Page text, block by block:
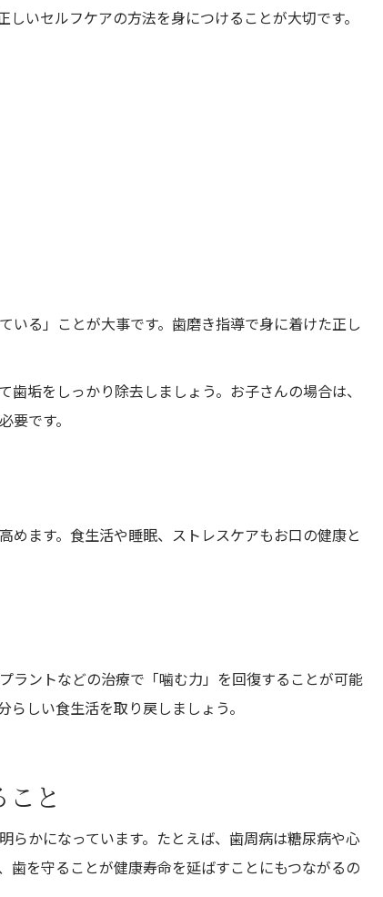
いセルフケアの方法を身につけることが大切です。
いる」ことが大事です。歯磨き指導で身に着けた正し
垢をしっかり除去しましょう。お子さんの場合は、
です。
ます。食生活や睡眠、ストレスケアもお口の健康と
ラントなどの治療で「噛む力」を回復することが可能
しい食生活を取り戻しましょう。
と
らかになっています。たとえば、歯周病は糖尿病や心
歯を守ることが健康寿命を延ばすことにもつながるの